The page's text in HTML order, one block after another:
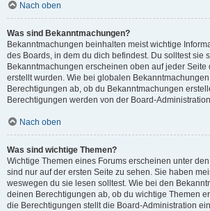
Nach oben
Was sind Bekanntmachungen?
Bekanntmachungen beinhalten meist wichtige
des Boards, in dem du dich befindest. Du solltest sie
Bekanntmachungen erscheinen oben auf jeder Seite
erstellt wurden. Wie bei globalen
Berechtigungen ab, ob du Bekanntmachungen
Berechtigungen werden von der Board-
Nach oben
Was sind wichtige Themen?
Wichtige Themen eines Forums erscheinen unter
sind nur auf der ersten Seite zu sehen. Sie haben
weswegen du sie lesen solltest. Wie bei den
deinen Berechtigungen ab, ob du wichtige Themen
die Berechtigungen stellt die Board-Administration